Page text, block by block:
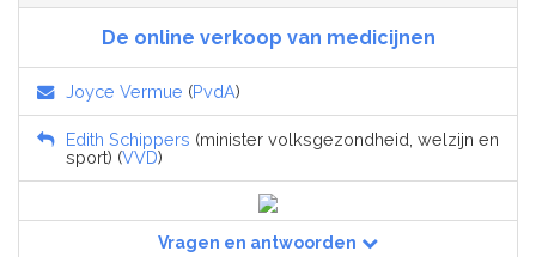
De online verkoop van medicijnen
Joyce Vermue (PvdA)
Edith Schippers (minister volksgezondheid, welzijn en
sport) (VVD)
Vragen en antwoorden